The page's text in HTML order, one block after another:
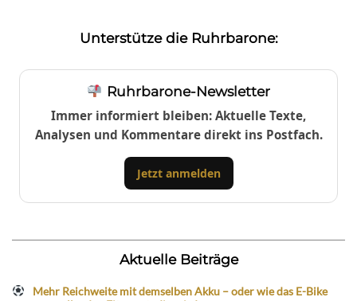
Unterstütze die Ruhrbarone:
Ruhrbarone-Newsletter
Immer informiert bleiben: Aktuelle Texte,
Analysen und Kommentare direkt ins Postfach.
Jetzt anmelden
Aktuelle Beiträge
Mehr Reichweite mit demselben Akku – oder wie das E-Bike